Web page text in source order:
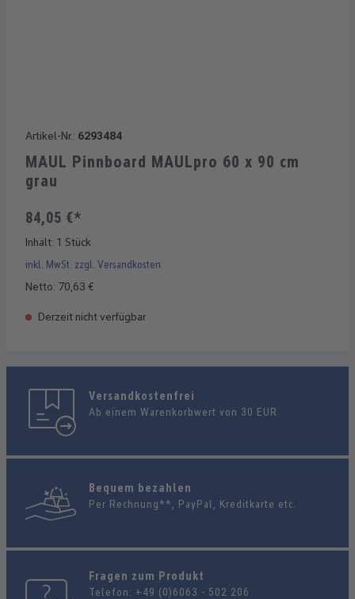
Artikel-Nr.: 6293484
MAUL Pinnboard MAULpro 60 x 90 cm
grau
84,05 €*
Inhalt: 1 Stück
inkl. MwSt. zzgl. Versandkosten
Netto: 70,63 €
Derzeit nicht verfügbar
Versandkostenfrei
Ab einem Warenkorbwert von 30 EUR
Bequem bezahlen
Per Rechnung**, PayPal, Kreditkarte etc.
Fragen zum Produkt
Telefon: +49 (0)6063 - 502 206